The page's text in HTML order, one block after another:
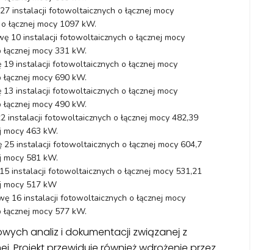
instalacji fotowoltaicznych o łącznej mocy
łącznej mocy 1097 kW.
10 instalacji fotowoltaicznych o łącznej mocy
mocy 331 kW.
instalacji fotowoltaicznych o łącznej mocy
mocy 690 kW.
instalacji fotowoltaicznych o łącznej mocy
mocy 490 kW.
instalacji fotowoltaicznych o łącznej mocy 482,39
mocy 463 kW.
instalacji fotowoltaicznych o łącznej mocy 604,7
mocy 581 kW.
instalacji fotowoltaicznych o łącznej mocy 531,21
mocy 517 kW
16 instalacji fotowoltaicznych o łącznej mocy
mocy 577 kW.
analiz i dokumentacji związanej z